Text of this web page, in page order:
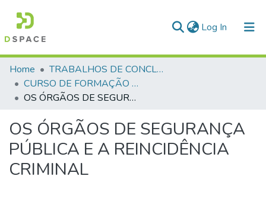
Log In (current)
Communities & Collections
All of DSpace
Home
TRABALHOS DE CONCLUSÃO DE CURSO - CFP (CURSO DE FORMAÇÃO DE PRAÇAS)
CURSO DE FORMAÇÃO DE PRAÇAS - CFP - 2018
OS ÓRGÃOS DE SEGURANÇA PÚBLICA E A REINCIDÊNCIA CRIMINAL
OS ÓRGÃOS DE SEGURANÇA
PÚBLICA E A REINCIDÊNCIA
CRIMINAL